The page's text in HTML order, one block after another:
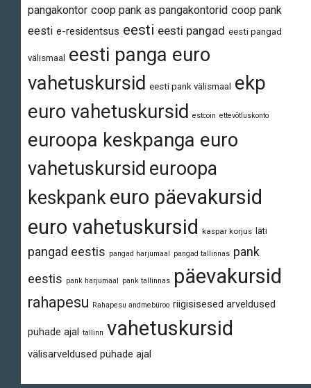
pangakontor coop pank as pangakontorid coop pank
eesti e-residentsus eesti eesti pangad eesti pangad
välismaal
eesti panga euro
vahetuskursid eesti pank välismaal
ekp
euro vahetuskursid estcoin ettevõtluskonto
euroopa keskpanga euro
vahetuskursid euroopa
keskpankeuro päevakursid
euro vahetuskursid kaspar korjus läti
pangad eestis pangad harjumaal pangad tallinnas pank
eestis pank harjumaal pank tallinnas päevakursid
rahapesu Rahapesu andmebüroo riigisisesed arveldused
pühade ajal tallinn vahetuskursid
välisarveldused pühade ajal